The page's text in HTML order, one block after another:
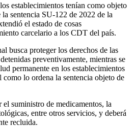
establecimientos tenían como objeto
sentencia SU-122 de 2022 de la
el estado de cosas
carcelario a los CDT del país.
busca proteger los derechos de las
preventivamente, mientras se
permanente en los establecimientos
lo ordena la sentencia objeto de
suministro de medicamentos, la
entre otros servicios, y deberá
recluida.